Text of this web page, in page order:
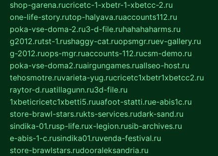
shop-garena.rucricetc-1-xbetr-1-xbetcc-2.ru
one-life-story.rutop-halyava.ruaccounts112.ru
poka-vse-doma-2.ru3-d-file.ruhahahaharms.ru
g2012.rutst-1.rushaggy-cat.ruopsmgr.ruev-gallery.ru
g-2012.ruops-mgr.ruaccounts-112.rucsm-demo.ru
poka-vse-doma2.ruairgungames.ruallseo-host.ru
tehosmotre.ruvarieta-yug.rucricetc1xbetr1xbetcc2.ru
raytor-d.ruatillagunn.ru3d-file.ru
1xbeticricetc1xbetti5.ruuafoot-statti.rue-abis1c.ru
store-brawl-stars.rukts-services.rudark-sand.ru
sindika-01.rusp-life.rux-legion.rusib-archives.ru
e-abis-1-c.rusindika01.ruvenda-festival.ru
store-brawlstars.rudooraleksandria.ru